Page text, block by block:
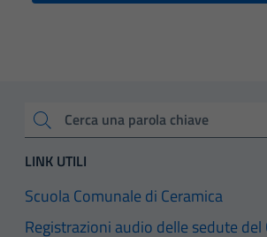
Cerca una parola chiave
LINK UTILI
Scuola Comunale di Ceramica
Registrazioni audio delle sedute del